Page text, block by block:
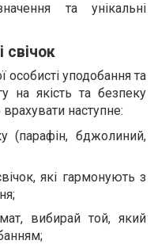
та унікальні
свічок
особисті уподобання та
на якість та безпеку
наступне:
(парафін, бджолиний,
які гармонують з
вибирай той, який